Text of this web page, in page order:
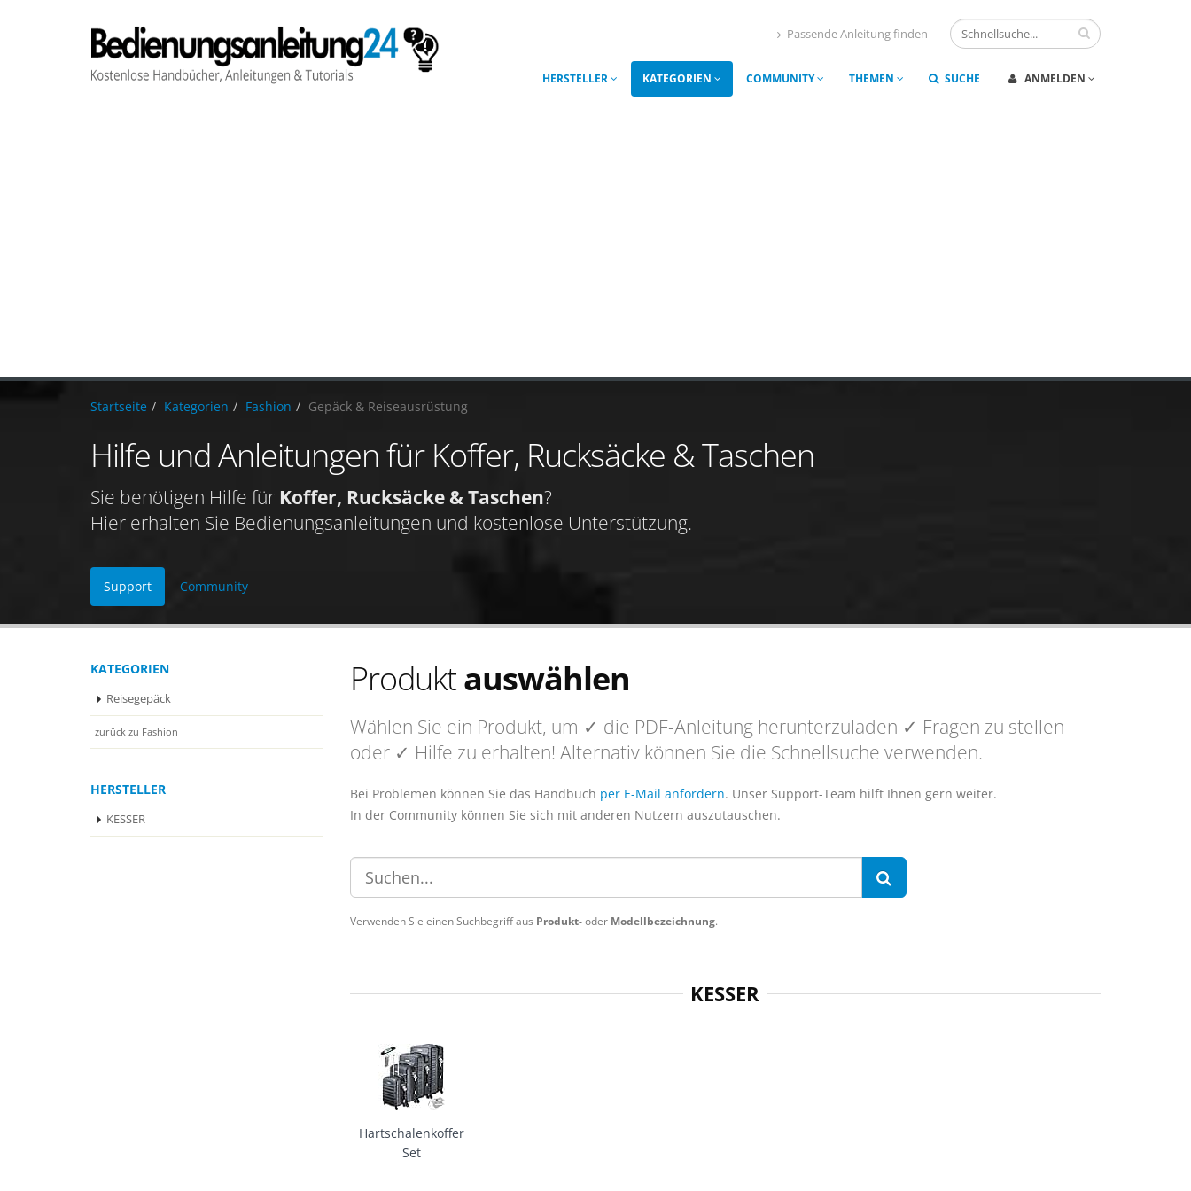
Passende Anleitung finden
HERSTELLER KATEGORIEN COMMUNITY THEMEN SUCHE ANMELDEN
Startseite Kategorien Fashion Gepäck & Reiseausrüstung
Hilfe und Anleitungen für Koffer, Rucksäcke & Taschen
Sie benötigen Hilfe für Koffer, Rucksäcke & Taschen?
Hier erhalten Sie Bedienungsanleitungen und kostenlose Unterstützung.
Support Community
KATEGORIEN
Reisegepäck
zurück zu Fashion
HERSTELLER
KESSER
Produktauswählen
Wählen Sie ein Produkt, um ✓ die PDF-Anleitungherunterzuladen ✓ Fragen zu stellen
oder ✓ Hilfe zu erhalten! Alternativ können Sie die Schnellsuche verwenden.
Bei Problemen können Sie das Handbuch per E-Mail anfordern. Unser Support-Team hilft Ihnen gern weiter.
In der Community können Sie sich mit anderen Nutzern auszutauschen.
Verwenden Sie einen Suchbegriff aus Produkt-oder Modellbezeichnung.
KESSER
Hartschalenkoffer
Set